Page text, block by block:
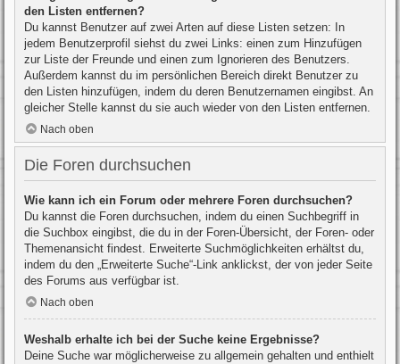
den Listen entfernen?
Du kannst Benutzer auf zwei Arten auf diese Listen setzen: In
jedem Benutzerprofil siehst du zwei Links: einen zum Hinzufügen
zur Liste der Freunde und einen zum Ignorieren des Benutzers.
Außerdem kannst du im persönlichen Bereich direkt Benutzer zu
den Listen hinzufügen, indem du deren Benutzernamen eingibst. An
gleicher Stelle kannst du sie auch wieder von den Listen entfernen.
Nach oben
Die Foren durchsuchen
Wie kann ich ein Forum oder mehrere Foren durchsuchen?
Du kannst die Foren durchsuchen, indem du einen Suchbegriff in
die Suchbox eingibst, die du in der Foren-Übersicht, der Foren- oder
Themenansicht findest. Erweiterte Suchmöglichkeiten erhältst du,
indem du den „Erweiterte Suche“-Link anklickst, der von jeder Seite
des Forums aus verfügbar ist.
Nach oben
Weshalb erhalte ich bei der Suche keine Ergebnisse?
Deine Suche war möglicherweise zu allgemein gehalten und enthielt